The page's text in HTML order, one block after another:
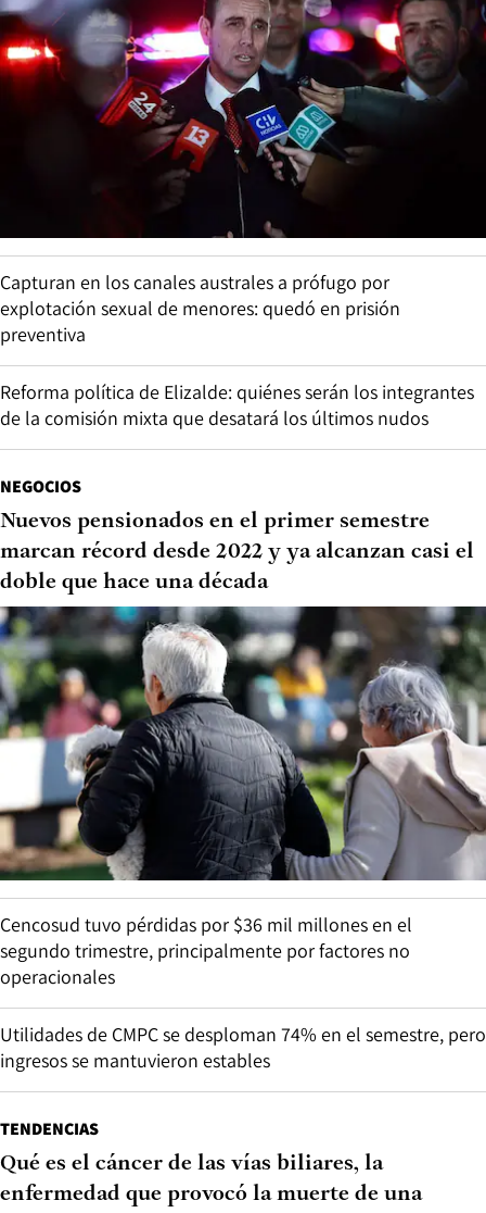
Capturan en los canales australes a prófugo por
explotación sexual de menores: quedó en prisión
preventiva
Reforma política de Elizalde: quiénes serán los integrantes
de la comisión mixta que desatará los últimos nudos
NEGOCIOS
Nuevos pensionados en el primer semestre
marcan récord desde 2022 y ya alcanzan casi el
doble que hace una década
Cencosud tuvo pérdidas por $36 mil millones en el
segundo trimestre, principalmente por factores no
operacionales
Utilidades de CMPC se desploman 74% en el semestre, pero
ingresos se mantuvieron estables
TENDENCIAS
Qué es el cáncer de las vías biliares, la
enfermedad que provocó la muerte de una